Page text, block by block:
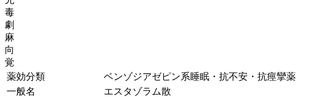
毒
劇
麻
向
覚
薬効分類
ベンゾジアゼピン系睡眠・抗不安・抗痙攣薬
一般名
エスタゾラム散